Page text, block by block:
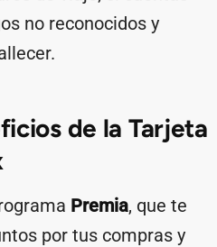
no reconocidos y
de la Tarjeta
Premia, que te
por tus compras y